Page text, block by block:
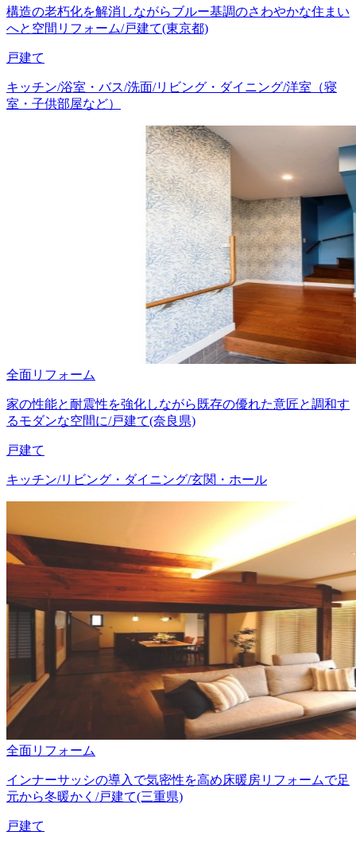
構造の老朽化を解消しながらブルー基調のさわやかな住まい
へと空間リフォーム/戸建て(東京都)
戸建て
キッチン/浴室・バス/洗面/リビング・ダイニング/洋室（寝
室・子供部屋など）
全面リフォーム
家の性能と耐震性を強化しながら既存の優れた意匠と調和す
るモダンな空間に/戸建て(奈良県)
戸建て
キッチン/リビング・ダイニング/玄関・ホール
全面リフォーム
インナーサッシの導入で気密性を高め床暖房リフォームで足
元から冬暖かく/戸建て(三重県)
戸建て